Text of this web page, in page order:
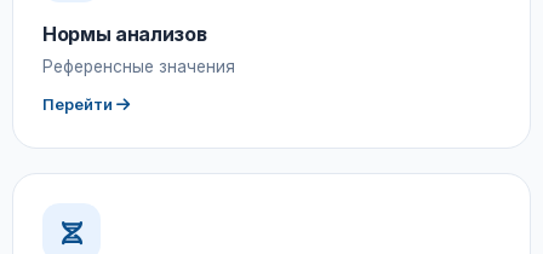
Нормы анализов
Референсные значения
Перейти